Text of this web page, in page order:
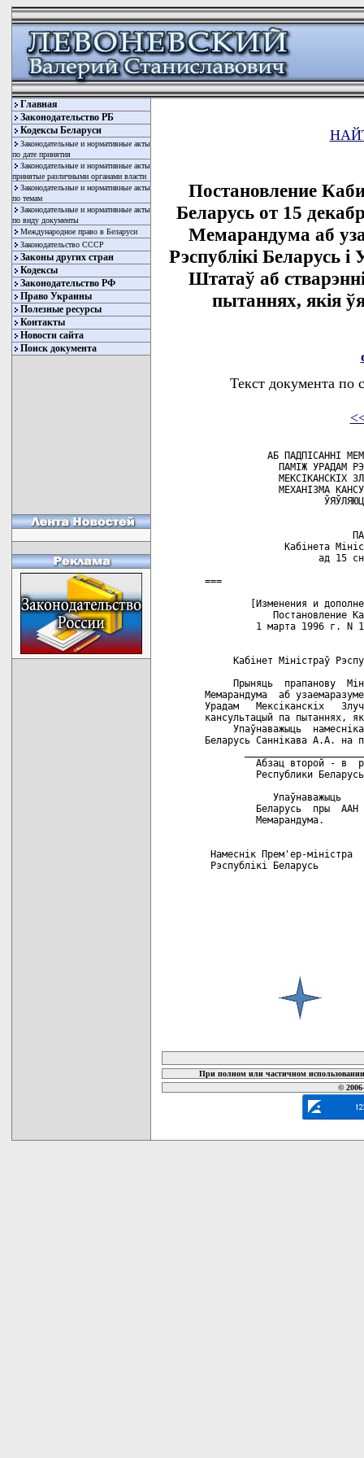
Главная
Законодательство РБ
Кодексы Беларуси
Законодательные и нормативные акты
по дате принятия
Законодательные и нормативные акты
принятые различными органами власти
Законодательные и нормативные акты
по темам
Законодательные и нормативные акты
по виду документы
Международное право в Беларуси
Законодательство СССР
Законы других стран
Кодексы
Законодательство РФ
Право Украины
Полезные ресурсы
Контакты
Новости сайта
Поиск документа
Постановление
Беларусь от 15
Мемарандума аб
Рэспублiкi Беларусь
Штатаў аб
пытаннях, якiя
Текст документа по
АБ ПАДПIСАННI
ПАМIЖ УРАДАМ
МЕКСIКАНСКIХ
МЕХАНIЗМА
Кабiнета
ад 15
===
[Изменения и
Постановление
1 марта 1996 г. N
Кабiнет Мiнiстраў
Прыняць  прапанову
Мемарандума  аб
Урадам   Мексiканскiх
кансультацый па пытаннях,
Упаўнаважыць
Беларусь Саннiкава А.А. на
Абзац второй - в
Республики
Упаўнаважыць
Беларусь  пры  ААН
         Мемарандума.
Намеснiк Прем'ер-мiнiстра
Рэспублiкi Беларусь
При полном или частичном
©